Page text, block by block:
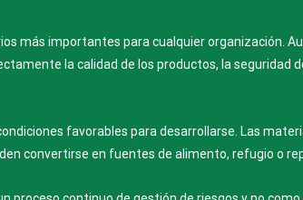
más importantes para cualquier organización.
la calidad de los productos, la seguridad
favorables para desarrollarse. Las
convertirse en fuentes de alimento, refugio o